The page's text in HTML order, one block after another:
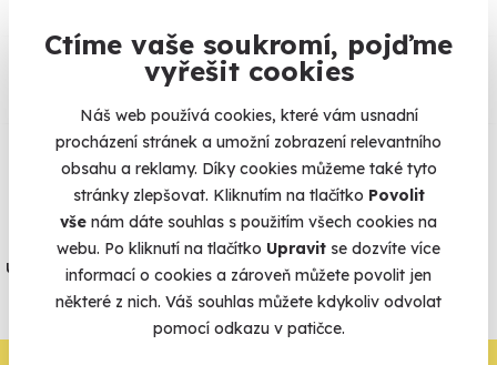
Ctíme vaše soukromí, pojďme
vyřešit cookies
Náš web používá cookies, které vám usnadní
procházení stránek a umožní zobrazení relevantního
obsahu a reklamy. Díky cookies můžeme také tyto
stránky zlepšovat. Kliknutím na tlačítko Povolit
vše nám dáte souhlas s použitím všech cookies na
webu. Po kliknutí na tlačítko Upravit se dozvíte více
informací o cookies a zároveň můžete povolit jen
některé z nich. Váš souhlas můžete kdykoliv odvolat
pomocí odkazu v patičce.
Co si o nás myslí
Zobraz ohlasy
Vše umíme pojistit
Jeden nikdy neví. Máme nejvyšší
úrazové pojištění z nabídky zážitkových
agentur.
Vše o pojištění